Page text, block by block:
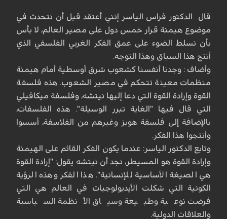
قال الدكتور فراس الياسر إنني أعتقد قبل أن نتحدث في
موضوع هيمنة قرار خمس دول على مصير العالم، لا بأس
بأن نسلط الضوء على عمق الفكر الغربي الفلسفي الذي
أنتج هذا السياق وهذا التوجه.
وأضاف : وجدنا أنفسنا كشعوب شرق أوسطية أمام هيمنة
منظمات معينة تتحكم في مصير الشعوب. هذه فلسفة
القوة وإرادة القوة التي دعا إليها نيتشه، وفلسفة ميكافيلي
التي قال فيها "الغاية تبرر الوسيلة". هذه الفلسفات،
بالإضافة إلى فلسفة هوبز وغيرهم من الفلاسفة، أسسوا
وأنتجوا هذا الفكر.
وتابع الدكتور الياسر: عندما يكون الفكر القائم على الهيمنة
وإرادة القوة هو المسيطر، نجد أن نيتشه يقول: "إرادة القوة
هي الصيغة الأساسية للإنسانية". هذا الفكر وهذه الرؤية
الكونية التي شكلت الأيديولوجيات في العالم هي التي
فرضت نوعية وطبيعة وسياق الأنظمة السياسية
والعلاقات الدولية.